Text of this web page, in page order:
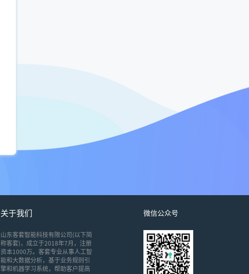
关于我们
山东客套智能科技有限公司(以下简
称客套)，成立于2018年7月，注册
资本1000万。客套专业从事人工智
能和大数据分析，基于业务规则引
擎和机器学习系统，帮助客户提高
微信公众号